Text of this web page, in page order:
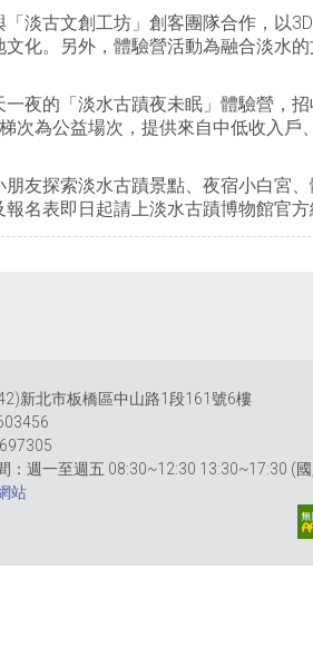
「淡古文創工坊」創客團隊合作，以
文化。另外，體驗營活動為融合淡水
一夜的「淡水古蹟夜未眠」體驗營，
次為公益場次，提供來自中低收入
朋友探索淡水古蹟景點、夜宿小白宮
報名表即日起請上淡水古蹟博物館官
新北市板橋區中山路1段161號6樓
：週一至週五 08:30~12:30 13:30~17:30 (
站